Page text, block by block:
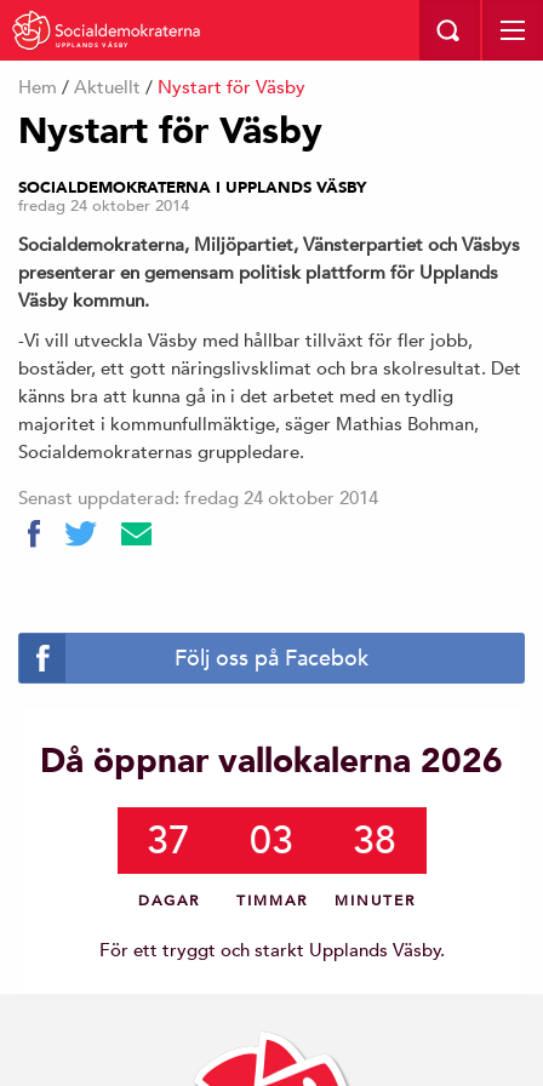
UPPLANDS VÄSBY
Hem / Aktuellt / Nystart för Väsby
Nystart för Väsby
SOCIALDEMOKRATERNA I UPPLANDS VÄSBY
fredag 24 oktober 2014
Socialdemokraterna, Miljöpartiet, Vänsterpartiet och Väsbys
presenterar en gemensam politisk plattform för Upplands
Väsby kommun.
-Vi vill utveckla Väsby med hållbar tillväxt för fler jobb,
bostäder, ett gott näringslivsklimat och bra skolresultat. Det
känns bra att kunna gå in i det arbetet med en tydlig
majoritet i kommunfullmäktige, säger Mathias Bohman,
Socialdemokraternas gruppledare.
Senast uppdaterad: fredag 24 oktober 2014
Följ oss på Facebok
Då öppnar vallokalerna 2026
37 03 38
DAGAR TIMMAR MINUTER
För ett tryggt och starkt Upplands Väsby.